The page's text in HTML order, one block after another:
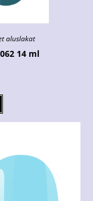
aluslakat
14 ml